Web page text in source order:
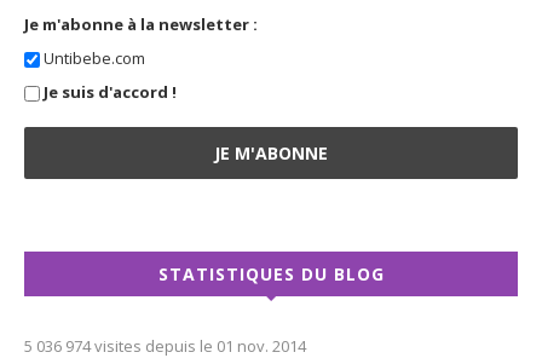
Je m'abonne à la newsletter :
Untibebe.com
Je suis d'accord !
STATISTIQUES DU BLOG
5 036 974 visites depuis le 01 nov. 2014